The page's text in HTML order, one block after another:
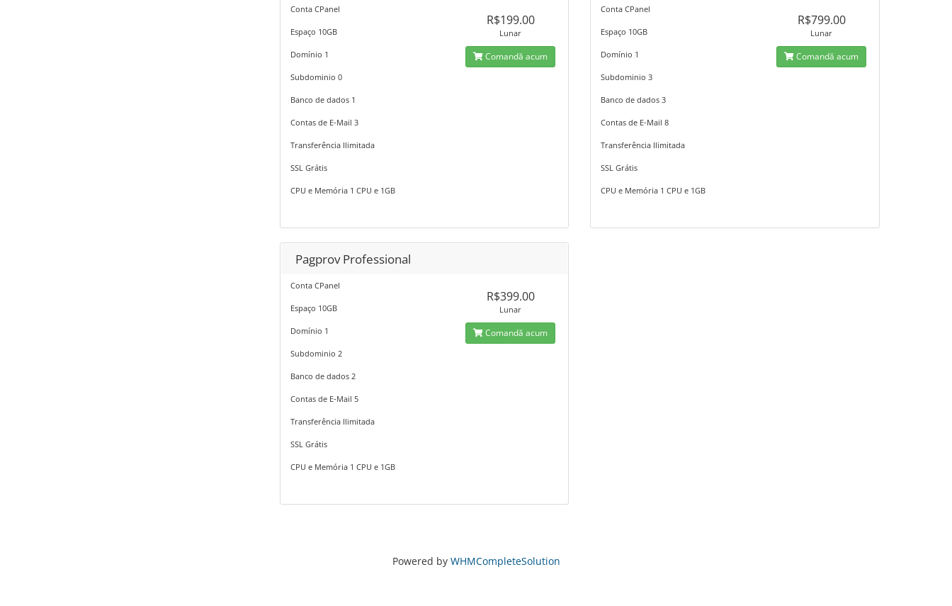
Conta CPanel
Espaço 10GB
Domínio 1
Subdominio 0
Banco de dados 1
Contas de E-Mail 3
Transferência Ilimitada
SSL Grátis
CPU e Memória 1 CPU e 1GB
R$199.00
Lunar
Comandă acum
Conta CPanel
Espaço 10GB
Domínio 1
Subdominio 3
Banco de dados 3
Contas de E-Mail 8
Transferência Ilimitada
SSL Grátis
CPU e Memória 1 CPU e 1GB
R$799.00
Lunar
Comandă acum
Pagprov Professional
Conta CPanel
Espaço 10GB
Domínio 1
Subdominio 2
Banco de dados 2
Contas de E-Mail 5
Transferência Ilimitada
SSL Grátis
CPU e Memória 1 CPU e 1GB
R$399.00
Lunar
Comandă acum
Powered by WHMCompleteSolution